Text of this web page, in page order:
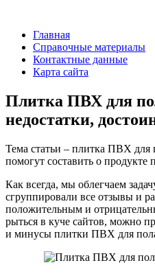
Главная
Справочные материалы
Контактные данные
Карта сайта
Плитка ПВХ для
недостатки,
Тема статьи – плитка ПВХ для
помогут составить о продукте
Как всегда, мы облегчаем
сгруппировали все отзывы и
положительным и
рыться в куче сайтов, можно
и минусы плитки ПВХ для